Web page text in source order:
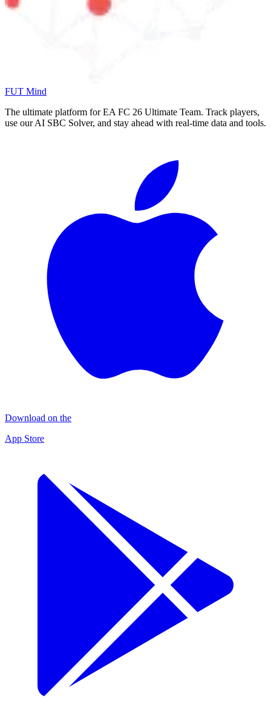
FUT Mind
The ultimate platform for EA FC 26 Ultimate Team. Track players,
use our AI SBC Solver, and stay ahead with real-time data and tools.
Download on the
App Store